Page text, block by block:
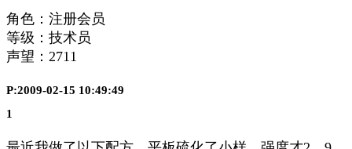
角色：注册会员
等级：技术员
声望： 2711
P:2009-02-15 10:49:49
1